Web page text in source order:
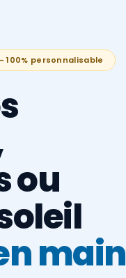
personnalisable
ou
main